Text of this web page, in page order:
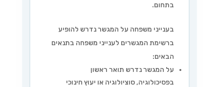
בתחום.
בענייני משפחה על המגשר נדרש להופיע
ברשימת המגשרים לענייני משפחה בתנאים
הבאים:
על המגשר נדרש תואר ראשון
בפסיכולוגיה, סוציולוגיה או יעוץ חינוכי